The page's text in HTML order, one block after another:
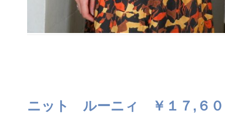
ニット ルーニィ ￥１７,６